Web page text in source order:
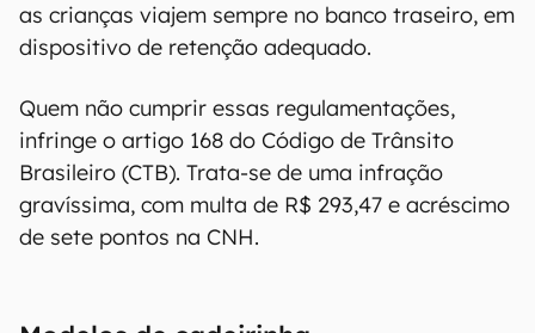
as crianças viajem sempre no banco traseiro, em
dispositivo de retenção adequado.
Quem não cumprir essas regulamentações,
infringe o artigo 168 do Código de Trânsito
Brasileiro (CTB). Trata-se de uma infração
gravíssima, com multa de R$ 293,47 e acréscimo
de sete pontos na CNH.